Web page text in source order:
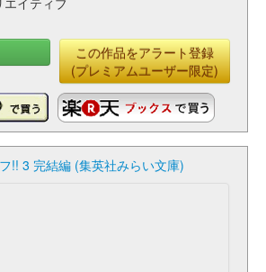
この作品をアラート登録
(プレミアムユーザー限定)
!! 3 完結編 (集英社みらい文庫)